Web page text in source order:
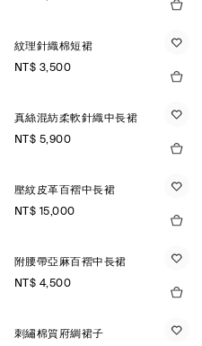
紋理針織棉短裙
NT$ 3,500
真絲混紡柔軟針織中長裙
NT$ 5,900
壓紋皮革百褶中長裙
NT$ 15,000
附腰帶亞麻百褶中長裙
NT$ 4,500
刺繡棉質府綢裙子